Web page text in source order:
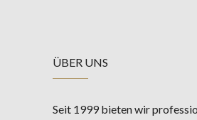
ÜBER UNS
Seit 1999 bieten wir